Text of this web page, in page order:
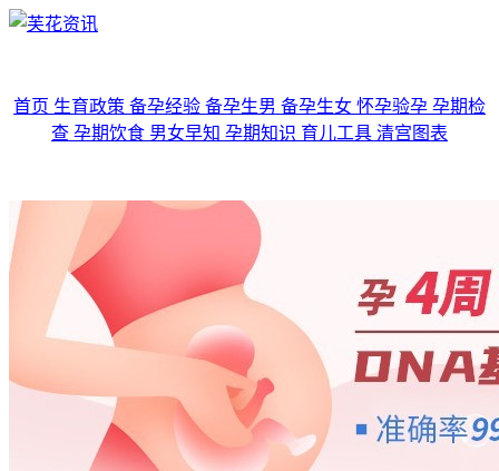
首页 生育政策 备孕经验 备孕生男 备孕生女 怀孕验孕 孕期检
查 孕期饮食 男女早知 孕期知识 育儿工具 清宫图表